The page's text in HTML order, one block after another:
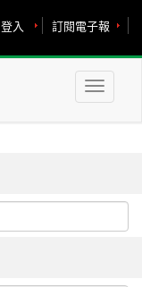
訂閱電子報
登入
Toggle